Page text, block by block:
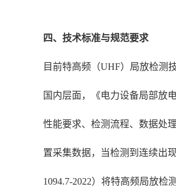
四、技术标准与规范要求
目前特高频（UHF）局放检测
国内层面，《电力设备局部放
性能要求、检测流程、数据处
置采集数据，当检测到连续出
1094.7-2022）将特高频局放